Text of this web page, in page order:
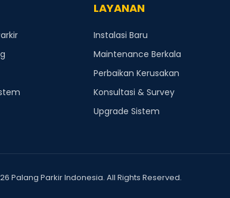
LAYANAN
Instalasi Baru
Maintenance Berkala
Perbaikan Kerusakan
Konsultasi & Survey
Upgrade Sistem
Palang Parkir Indonesia. All Rights Reserved.